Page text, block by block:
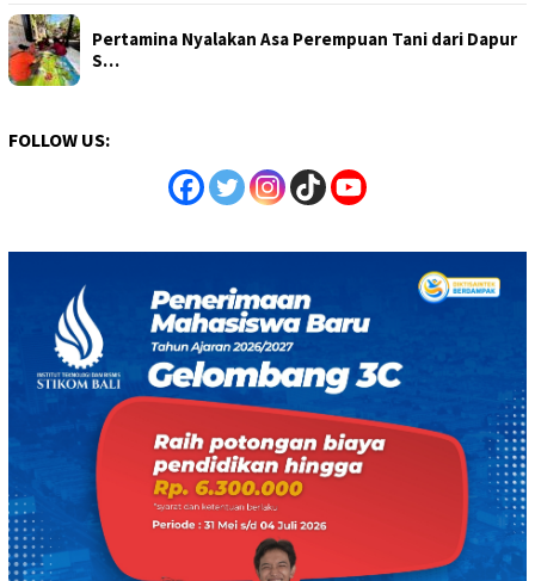
Pertamina Nyalakan Asa Perempuan Tani dari Dapur
S…
FOLLOW US: